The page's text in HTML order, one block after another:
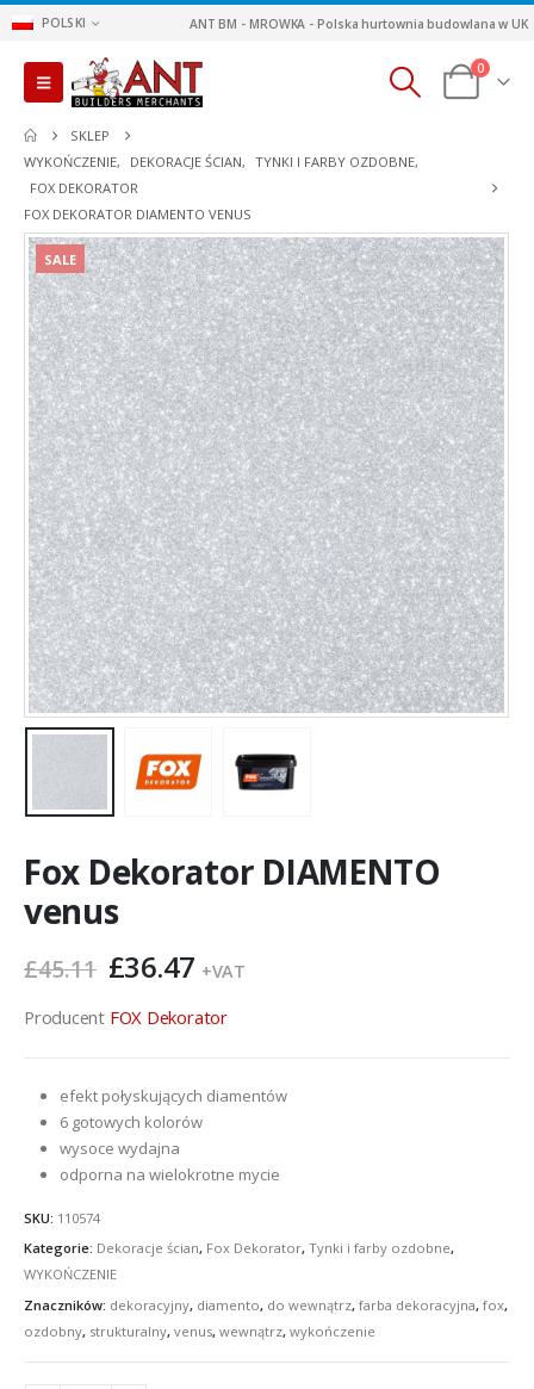
POLSKI ANT BM - MROWKA - Polska hurtownia budowlana w UK
0
SKLEP
WYKOŃCZENIE, DEKORACJE ŚCIAN, TYNKI I FARBY OZDOBNE,
FOX DEKORATOR
FOX DEKORATOR DIAMENTO VENUS
SALE
Fox Dekorator DIAMENTO
venus
£45.11 Pierwotna
wynosiła:
£36.47Aktualna
wynosi:
+VAT
Producent FOX Dekorator
efekt połyskujących diamentów
6 gotowych kolorów
wysoce wydajna
odporna na wielokrotne mycie
SKU: 110574
Kategorie: Dekoracje ścian, Fox Dekorator, Tynki i farby ozdobne,
WYKOŃCZENIE
Znaczników: dekoracyjny, diamento, do wewnątrz, farba dekoracyjna, fox,
ozdobny, strukturalny, venus, wewnątrz, wykończenie